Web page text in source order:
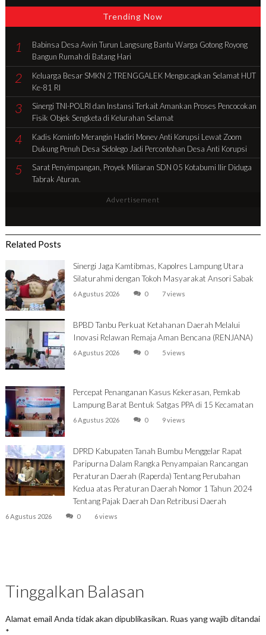
Trending Now
1
Babinsa Desa Awin Turun Langsung Bantu Warga Gotong Royong
Bangun Rumah di Batang Hari
2
Keluarga Besar SMKN 2 TRENGGALEK Mengucapkan Selamat HUT
Ke-81 RI
3
Sinergi TNI-POLRI dan Instansi Terkait Amankan Proses Pencocokan
Fisik Objek Sengketa di Kelurahan Selamat
4
Kadis Kominfo Merangin Hadiri Monev Anti Korupsi Lewat Zoom
Dukung Penuh Desa Sidolego Jadi Percontohan Desa Anti Korupsi
5
Sarat Penyimpangan, Proyek Miliaran SDN 05 Kotabumi Ilir Diduga
Tabrak Aturan.
Advertisement
Related Posts
Sinergi Jaga Kamtibmas, Kapolres Lampung Utara
Silaturahmi dengan Tokoh Masyarakat Ansori Sabak
6 Agustus 2026 0 7 views
BPBD Tanbu Perkuat Ketahanan Daerah Melalui
Inovasi Relawan Remaja Aman Bencana (RENJANA)
6 Agustus 2026 0 5 views
Percepat Penanganan Kasus Kekerasan, Pemkab
Lampung Barat Bentuk Satgas PPA di 15 Kecamatan
6 Agustus 2026 0 9 views
DPRD Kabupaten Tanah Bumbu Menggelar Rapat
Paripurna Dalam Rangka Penyampaian Rancangan
Peraturan Daerah (Raperda) Tentang Perubahan
Kedua atas Peraturan Daerah Nomor 1 Tahun 2024
Tentang Pajak Daerah Dan Retribusi Daerah
6 Agustus 2026 0 6 views
Tinggalkan Balasan
Alamat email Anda tidak akan dipublikasikan. Ruas yang wajib ditandai
*